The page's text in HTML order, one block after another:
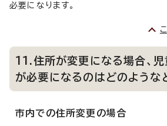
必要になります。
11.住所が変更になる場合、
が必要になるのはどのような
市内での住所変更の場合